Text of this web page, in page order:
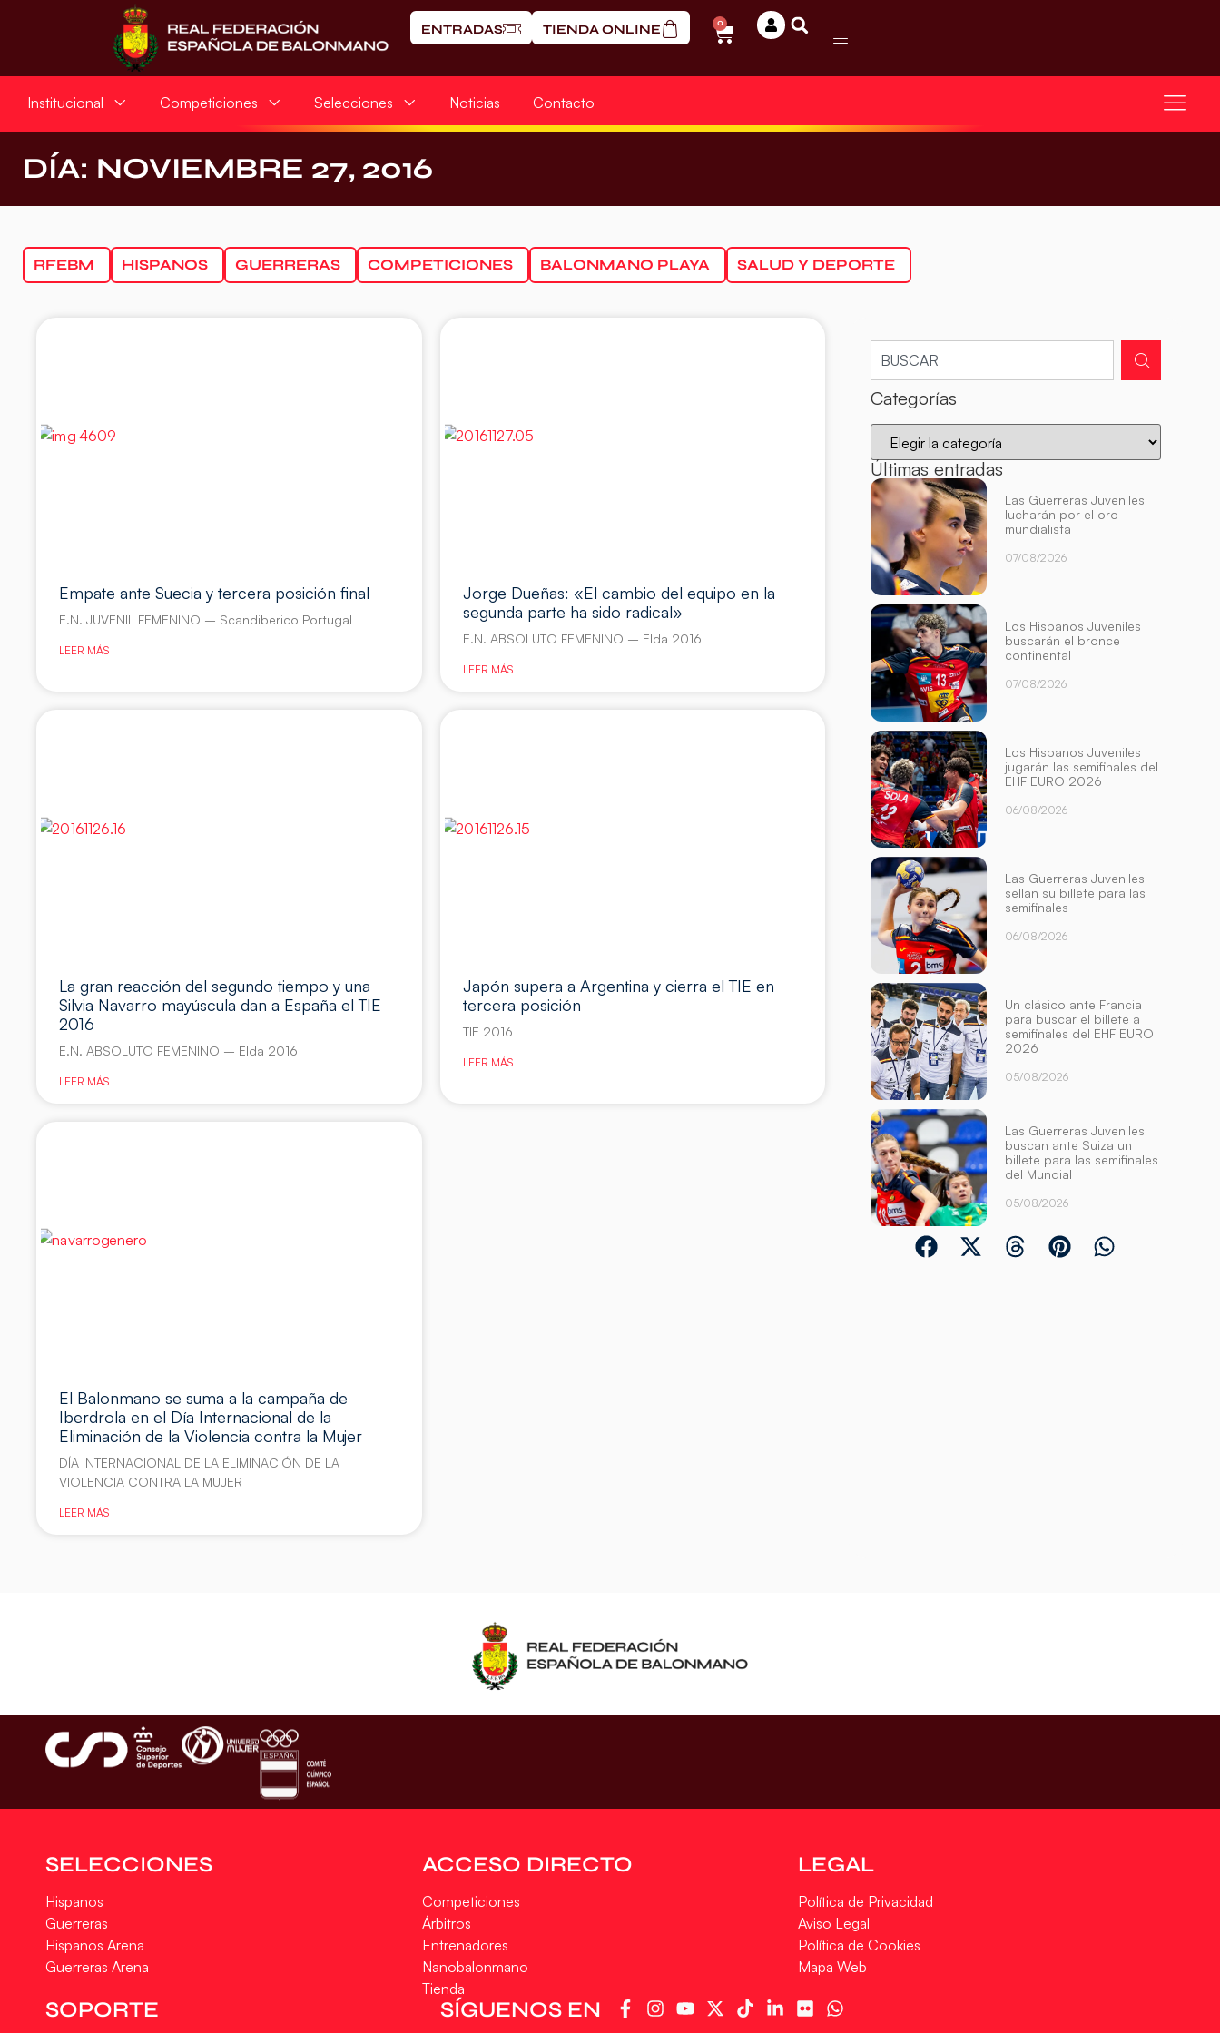
ENTRADAS TIENDA ONLINE 0
Institucional Competiciones Selecciones Noticias Contacto
DÍA: NOVIEMBRE 27, 2016
RFEBM HISPANOS GUERRERAS COMPETICIONES BALONMANO PLAYA SALUD Y DEPORTE
Empate ante Suecia y tercera posición final
E.N. JUVENIL FEMENINO – Scandiberico Portugal
LEER MÁS
Jorge Dueñas: «El cambio del equipo en la
segunda parte ha sido radical»
E.N. ABSOLUTO FEMENINO – Elda 2016
LEER MÁS
La gran reacción del segundo tiempo y una
Silvia Navarro mayúscula dan a España el TIE
2016
E.N. ABSOLUTO FEMENINO – Elda 2016
LEER MÁS
Japón supera a Argentina y cierra el TIE en
tercera posición
TIE 2016
LEER MÁS
El Balonmano se suma a la campaña de
Iberdrola en el Día Internacional de la
Eliminación de la Violencia contra la Mujer
DÍA INTERNACIONAL DE LA ELIMINACIÓN DE LA
VIOLENCIA CONTRA LA MUJER
LEER MÁS
Categorías
Últimas entradas
Las Guerreras Juveniles
lucharán por el oro
mundialista
07/08/2026
Los Hispanos Juveniles
buscarán el bronce
continental
07/08/2026
Los Hispanos Juveniles
jugarán las semifinales del
EHF EURO 2026
06/08/2026
Las Guerreras Juveniles
sellan su billete para las
semifinales
06/08/2026
Un clásico ante Francia
para buscar el billete a
semifinales del EHF EURO
2026
05/08/2026
Las Guerreras Juveniles
buscan ante Suiza un
billete para las semifinales
del Mundial
05/08/2026
SELECCIONES
Hispanos
Guerreras
Hispanos Arena
Guerreras Arena
ACCESO DIRECTO
Competiciones
Árbitros
Entrenadores
Nanobalonmano
Tienda
LEGAL
Política de Privacidad
Aviso Legal
Política de Cookies
Mapa Web
SOPORTE SÍGUENOS EN